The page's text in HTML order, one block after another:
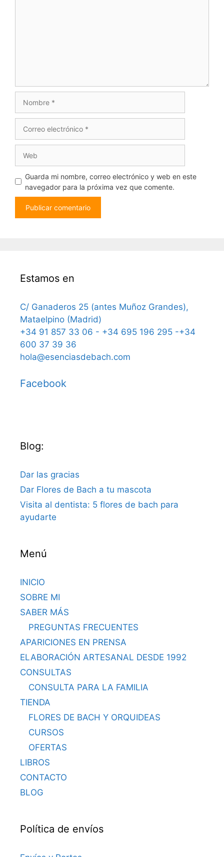
electrónico
Guarda mi nombre, correo electrónico y web en este
navegador para la próxima vez que comente.
Estamos en
C/ Ganaderos 25 (antes Muñoz Grandes),
Mataelpino (Madrid)
+34 91 857 33 06 - +34 695 196 295 -+34
600 37 39 36
hola@esenciasdebach.com
Facebook
Blog:
Dar las gracias
Dar Flores de Bach a tu mascota
Visita al dentista: 5 flores de bach para
ayudarte
Menú
INICIO
SOBRE MI
SABER MÁS
PREGUNTAS FRECUENTES
APARICIONES EN PRENSA
ELABORACIÓN ARTESANAL DESDE 1992
CONSULTAS
CONSULTA PARA LA FAMILIA
TIENDA
FLORES DE BACH Y ORQUIDEAS
CURSOS
OFERTAS
LIBROS
CONTACTO
BLOG
Política de envíos